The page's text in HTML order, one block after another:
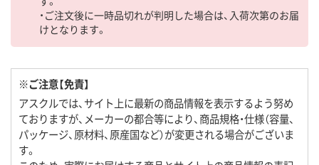
・ご注文後に一時品切れが判明した場合は、入荷次第のお届
けとなります。
※ご注意【免責】
アスクルでは、サイト上に最新の商品情報を表示するよう努め
ておりますが、メーカーの都合等により、商品規格・仕様（容量、
パッケージ、原材料、原産国など）が変更される場合がございま
す。